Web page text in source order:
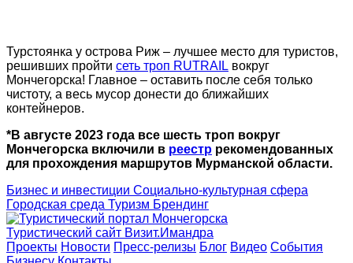
Турстоянка у острова Риж – лучшее место для туристов,
решивших пройти сеть троп RUTRAIL вокруг
Мончегорска! Главное – оставить после себя только
чистоту, а весь мусор донести до ближайших
контейнеров.
*В августе 2023 года все шесть троп вокруг
Мончегорска включили в реестр рекомендованных
для прохождения маршрутов Мурманской области.
Бизнес и инвестиции Социально-культурная сфера
Городская среда Туризм Брендинг
Туристический сайт Визит.Имандра
Проекты Новости Пресс-релизы Блог Видео События